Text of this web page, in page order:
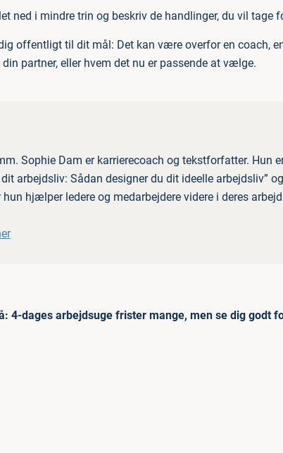
ned i mindre trin og beskriv de handlinger, du vil tage
offentligt til dit mål: Det kan være overfor en coach, en
partner, eller hvem det nu er passende at vælge.
Sophie Dam er karrierecoach og tekstforfatter. Hun
dit arbejdsliv: Sådan designer du dit ideelle arbejdsliv”
hun hjælper ledere og medarbejdere videre i deres
4-dages arbejdsuge frister mange, men se dig godt